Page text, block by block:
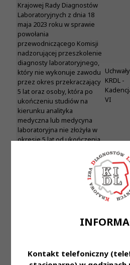
Kontakt telefoniczny
Krajowej Rady Diagnostów
Laboratoryjnych z dnia 18
maja 2023 roku w sprawie
powołania
przewodniczącego Komisji
nadzorującej przeszkolenie
diagnosty laboratoryjnego,
który nie wykonuje zawodu
przez okres przekraczający
5 lat oraz osoby, która po
ukończeniu studiów na
kierunku analityka
medyczna lub medycyna
laboratoryjna nie złożyła w
okresie 5 lat od ukończenia
diagnosty laboratoryjnego
Uchwały
KRDL -
VI
maja 2023 roku w sprawie
nadzorującej przeszkolenie